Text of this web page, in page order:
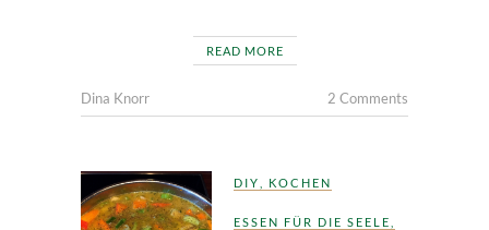
READ MORE
Dina Knorr 2 Comments
DIY KOCHEN
ESSEN FÜR DIE SEELE